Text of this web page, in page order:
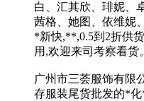
白、汇其欣、琲妮、
茜格、她图、依维妮
*新快,**,0.5到2折供
用,欢迎来司考察看货。
广州市三荟服饰有限
存服装尾货批发的*